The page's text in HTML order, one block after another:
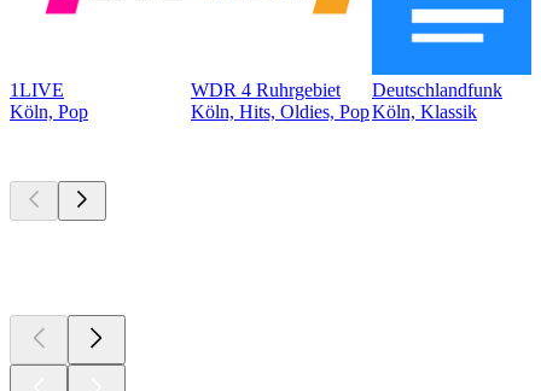
1LIVE
Köln, Pop
WDR 4 Ruhrgebiet
Köln, Hits, Oldies, Pop
Deutschlandfunk
Köln, Klassik